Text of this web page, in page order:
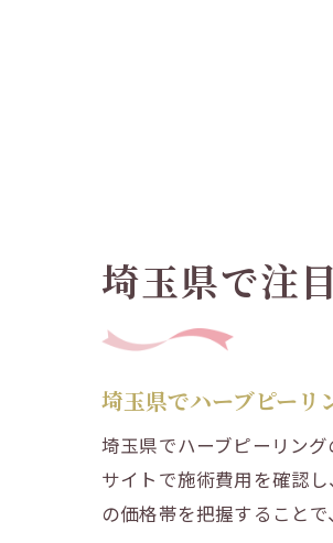
埼玉県で注
埼玉県でハーブピーリ
埼玉県でハーブピーリン
サイトで施術費用を確認
の価格帯を把握すること